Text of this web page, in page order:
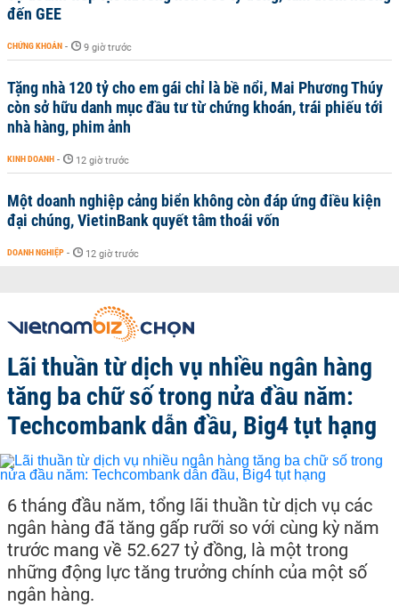
đến GEE
CHỨNG KHOÁN - 9 giờ trước
Tặng nhà 120 tỷ cho em gái chỉ là bề nổi, Mai Phương Thúy
còn sở hữu danh mục đầu tư từ chứng khoán, trái phiếu tới
nhà hàng, phim ảnh
KINH DOANH - 12 giờ trước
Một doanh nghiệp cảng biển không còn đáp ứng điều kiện
đại chúng, VietinBank quyết tâm thoái vốn
DOANH NGHIỆP - 12 giờ trước
Lãi thuần từ dịch vụ nhiều ngân hàng
tăng ba chữ số trong nửa đầu năm:
Techcombank dẫn đầu, Big4 tụt hạng
6 tháng đầu năm, tổng lãi thuần từ dịch vụ các
ngân hàng đã tăng gấp rưỡi so với cùng kỳ năm
trước mang về 52.627 tỷ đồng, là một trong
những động lực tăng trưởng chính của một số
ngân hàng.